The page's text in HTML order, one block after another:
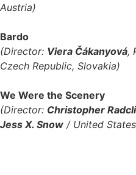
Austria)
Bardo
(Director: Viera Čákanyová,
Czech Republic, Slovakia)
We Were the Scenery
(Director: Christopher
Jess X. Snow / United